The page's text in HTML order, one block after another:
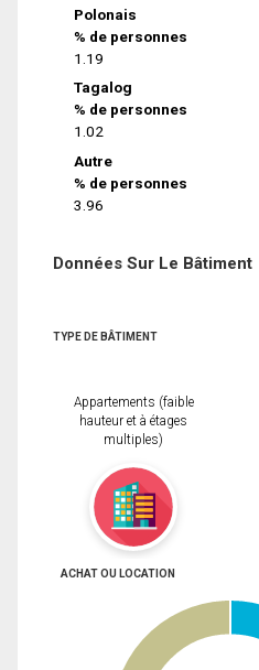
Polonais
% de personnes
1.19
Tagalog
% de personnes
1.02
Autre
% de personnes
3.96
Données Sur Le Bâtiment
TYPE DE BÂTIMENT
Appartements (faible
hauteur et à étages
multiples)
ACHAT OU LOCATION